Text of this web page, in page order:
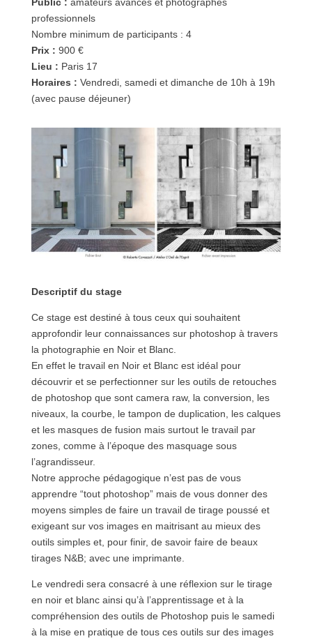
Public : amateurs avancés et photographes
professionnels
Nombre minimum de participants : 4
Prix : 900 €
Lieu : Paris 17
Horaires : Vendredi, samedi et dimanche de 10h à 19h
(avec pause déjeuner)
Descriptif du stage
Ce stage est destiné à tous ceux qui souhaitent
approfondir leur connaissances sur photoshop à travers
la photographie en Noir et Blanc.
En effet le travail en Noir et Blanc est idéal pour
découvrir et se perfectionner sur les outils de retouches
de photoshop que sont camera raw, la conversion, les
niveaux, la courbe, le tampon de duplication, les calques
et les masques de fusion mais surtout le travail par
zones, comme à l’époque des masquage sous
l’agrandisseur.
Notre approche pédagogique n’est pas de vous
apprendre “tout photoshop” mais de vous donner des
moyens simples de faire un travail de tirage poussé et
exigeant sur vos images en maitrisant au mieux des
outils simples et, pour finir, de savoir faire de beaux
tirages N&B; avec une imprimante.
Le vendredi sera consacré à une réflexion sur le tirage
en noir et blanc ainsi qu’à l’apprentissage et à la
compréhension des outils de Photoshop puis le samedi
à la mise en pratique de tous ces outils sur des images